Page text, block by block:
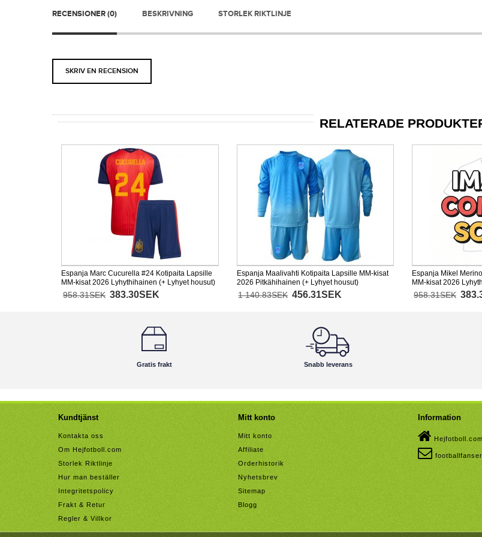
RECENSIONER (0) BESKRIVNING STORLEK RIKTLINJE
SKRIV EN RECENSION
RELATERADE
Espanja Marc Cucurella #24 Kotipaita Lapsille
MM-kisat 2026 Lyhythihainen (+ Lyhyet housut)
958.31SEK 383.30SEK
Espanja Maalivahti Kotipaita Lapsille MM-kisat
2026 Pitkähihainen (+ Lyhyet housut)
1 140.83SEK 456.31SEK
Espanja Mikel
MM-kisat 2026
958.31SEK
Gratis frakt Snabb leverans
Kundtjänst
Kontakta oss
Om Hejfotboll.com
Storlek Riktlinje
Hur man beställer
Integritetspolicy
Frakt & Retur
Regler & Villkor
Mitt konto
Mitt konto
Affiliate
Orderhistorik
Nyhetsbrev
Sitemap
Blogg
Information
Hejfotboll.com